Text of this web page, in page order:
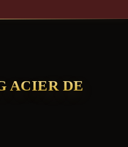
ACIER DE